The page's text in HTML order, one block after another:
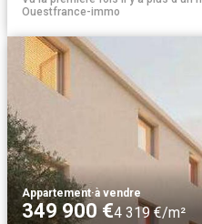
Ouestfrance-immo
Appartement·à vendre
349 900 €4 319 €/m²